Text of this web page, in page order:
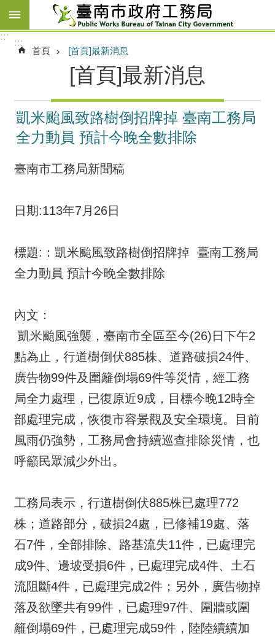
跳到主要內容區塊
:::
:::
首頁 [首頁]最新消息
[首頁]最新消息
凱米颱風致路樹倒招牌掉 臺南工務局
全力動員 預計今晚全數排除
臺南市工務局新聞稿
日期:113年7月26日
標題:：凱米颱風致路樹倒招牌掉 臺南工務局
全力動員 預計今晚全數排除
內文：
凱米颱風強襲，臺南市全區至今(26)日下午2
點為止，行道樹倒伏885株、道路破損24件、
廣告物99件及圍籬倒塌69件等災情，經工務
局全力處理，已復原近9成，目標今晚12時全
部處理完成，恢復市容景觀及安全環境。目前
風雨仍強勢，工務局會持續巡查排除災情，也
呼籲民眾減少外出。
工務局表示，行道樹倒伏885株已處理772
株；道路部分，破損24處，已修補19處、落
石7件，全部排除、路基流失11件，已處理完
成9件、邊坡受損6件，已處理完成4件、土石
流阻斷4件，已處理完成2件；另外，廣告物掉
落及欲墜共有99件，已處理97件、圍牆或圍
籬倒塌69件，已處理完成59件，陸陸續續加